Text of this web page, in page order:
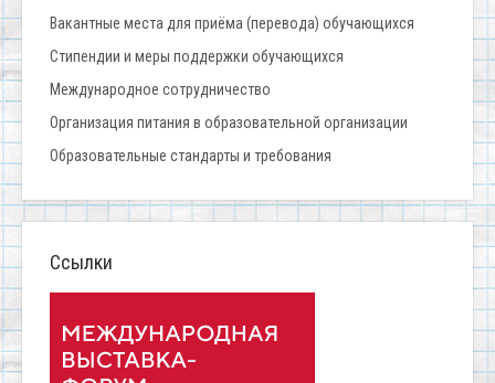
Вакантные места для приёма (перевода) обучающихся
Стипендии и меры поддержки обучающихся
Международное сотрудничество
Организация питания в образовательной организации
Образовательные стандарты и требования
Ссылки